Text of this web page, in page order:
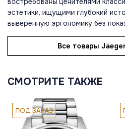
эстетики, ищущими глубокий
выверенную эргономику без
Все товары
СМОТРИТЕ ТАКЖЕ
ПОД ЗАКАЗ